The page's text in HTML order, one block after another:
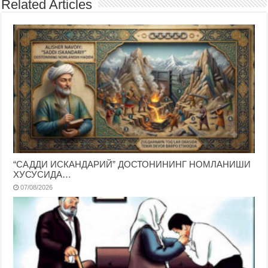
Related Articles
“САДДИ ИСКАНДАРИЙ” ДОСТОНИНИНГ НОМЛАНИШИ
ХУСУСИДА…
07/08/2026